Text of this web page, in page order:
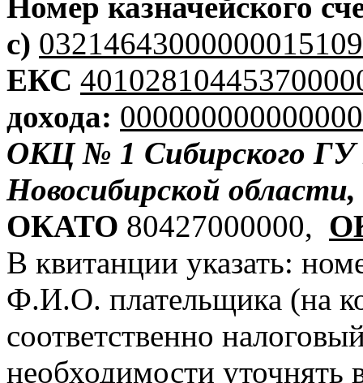
с) 03214643000000015109
ЕКС
дохода:
ОКЦ № 1 Сибирского
Новосибирской области,
ОКАТО 80427000000,
В квитанции указать:
Ф.И.О. плательщика (на
соответственно
необходимости уточнять